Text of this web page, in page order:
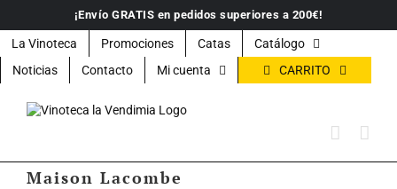
contenido
¡Envío GRATIS en pedidos superiores a 200€!
La Vinoteca Promociones Catas
Catálogo
Noticias
Contacto Mi cuenta CARRITO
Maison Lacombe